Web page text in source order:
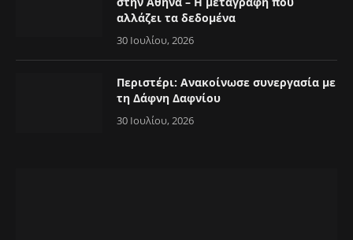
αλλάζει τα δεδομένα
30 Ιουλίου, 2026
Περιστέρι: Ανακοίνωσε συνεργασία με
τη Δάφνη Δαφνίου
30 Ιουλίου, 2026